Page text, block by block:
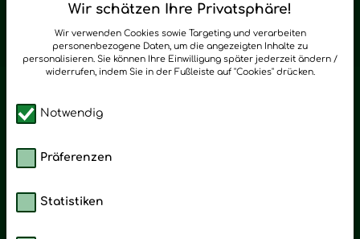
Wir schätzen Ihre Privatsphäre!
Wir verwenden Cookies sowie Targeting und verarbeiten
personenbezogene Daten, um die angezeigten Inhalte zu
personalisieren. Sie können Ihre Einwilligung später jederzeit ändern /
widerrufen, indem Sie in der Fußleiste auf "Cookies" drücken.
Notwendig
Präferenzen
Statistiken
zum Newsletter anmelden